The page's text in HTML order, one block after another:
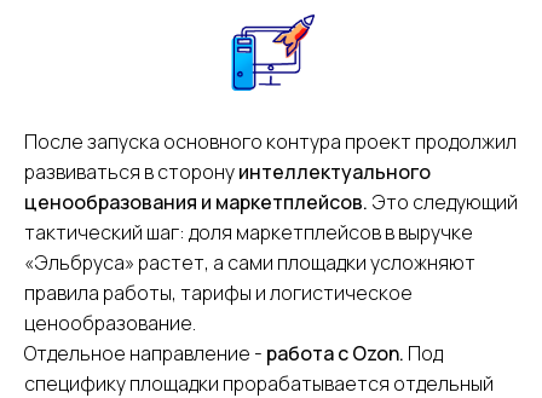
После запуска основного контура проект продолжил
развиваться в сторонуинтеллектуального
ценообразования и маркетплейсов. Это следующий
тактический шаг: доля маркетплейсов в выручке
«Эльбруса» растет, а сами площадки усложняют
правила работы, тарифы и логистическое
ценообразование.
Отдельное направление - работа с Ozon. Под
специфику площадки прорабатывается отдельный